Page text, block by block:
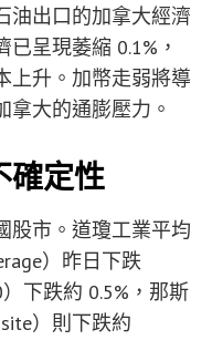
油出口的加拿大經濟
呈現萎縮 0.1%，
上升。加幣走弱將導
拿大的通膨壓力。
確定性
股市。道瓊工業平均
）昨日下跌
下跌約 0.5%，那斯
）則下跌約